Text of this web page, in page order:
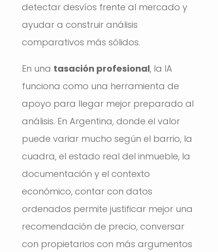
detectar desvíos frente al mercado y
ayudar a construir análisis
comparativos más sólidos.
En una tasación profesional, la IA
funciona como una herramienta de
apoyo para llegar mejor preparado al
análisis. En Argentina, donde el valor
puede variar mucho según el barrio, la
cuadra, el estado real del inmueble, la
documentación y el contexto
económico, contar con datos
ordenados permite justificar mejor una
recomendación de precio, conversar
con propietarios con más argumentos